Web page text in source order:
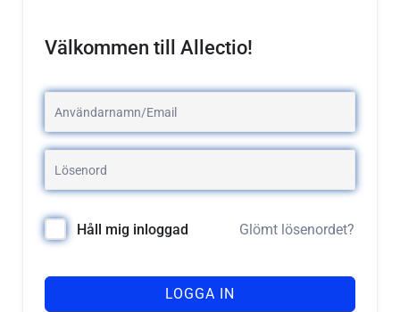
Välkommen till Allectio!
Håll mig inloggad Glömt lösenordet?
LOGGA IN